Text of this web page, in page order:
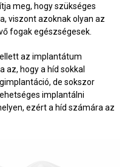
meg, hogy szükséges
viszont azoknak olyan az
fogak egészségesek.
az implantátum
az, hogy a híd sokkal
de sokszor
implantálni
ezért a híd számára az